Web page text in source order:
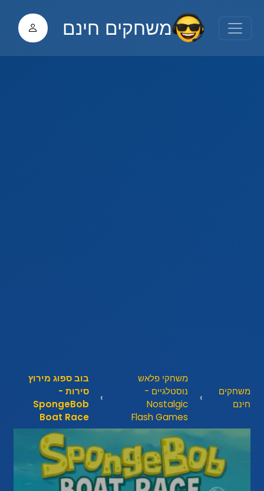
משחקים חינם
משחקים
חינם
משחקי פלאש
נוסטלגיים -
Nostalgic
Flash Games
בוב ספוג מירוץ
סירות -
SpongeBob
Boat Race